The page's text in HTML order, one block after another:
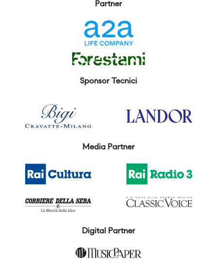
Partner
Sponsor Tecnici
Media Partner
Digital Partner